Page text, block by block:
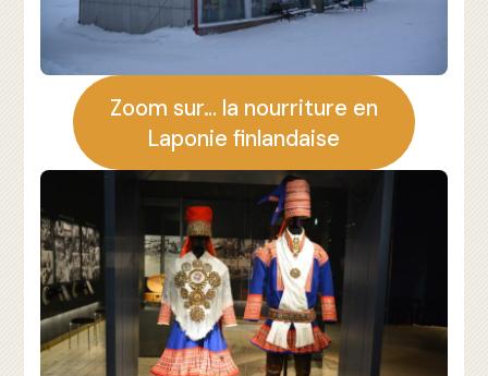
Zoom sur… la nourriture en
Laponie finlandaise